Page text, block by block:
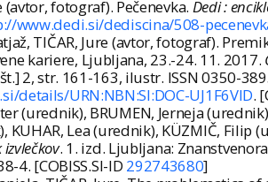
(avtor, fotograf). Pečenevka. Dedi :
www.dedi.si/dediscina/508-
TIČAR, Jure (avtor, fotograf).
kariere, Ljubljana, 23.-24. 11. 2017.
2, str. 161-163, ilustr. ISSN 0350-
details/URN:NBN:SI:DOC-UJ1F6VID.
(urednik), BRUMEN, Jerneja
KUHAR, Lea (urednik), KÜZMIČ, Filip
. 1. izd. Ljubljana:
4. [COBISS.SI-ID 292743680]